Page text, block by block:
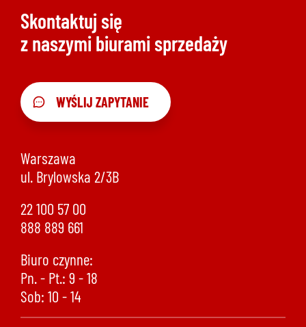
Skontaktuj się
z naszymi biurami sprzedaży
WYŚLIJ ZAPYTANIE
Warszawa
ul. Brylowska 2/3B
22 100 57 00
888 889 661
Biuro czynne:
Pn. - Pt.: 9 - 18
Sob: 10 - 14